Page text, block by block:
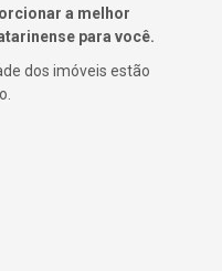
a melhor
para você.
dos imóveis estão